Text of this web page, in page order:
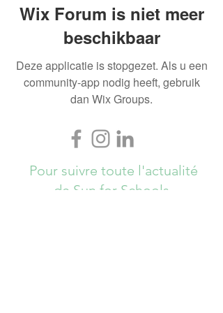
Wix Forum is niet meer
beschikbaar
Deze applicatie is stopgezet. Als u een
community-app nodig heeft, gebruik
dan Wix Groups.
Pour suivre toute l'actualité
de Sun for Schools,